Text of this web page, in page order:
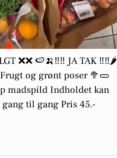
❌❌ 🍉🍌‼️‼️ JA TAK ‼️‼️🌶️
og grønt poser 🥦🥒
madspild Indholdet kan
til gang Pris 45.-